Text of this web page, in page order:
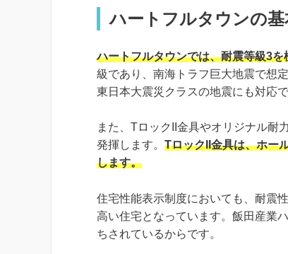
ハートフルタウンの
ハートフルタウンでは、耐震等級3
級であり、南海トラフ巨大地震で想
東日本大震災クラスの地震にも対応
また、TロックII金具やオリジナル耐
発揮します。 TロックII金具は、ホー
します。
住宅性能表示制度においても、耐震
高い住宅となっています。飯田産業
ちされているからです。